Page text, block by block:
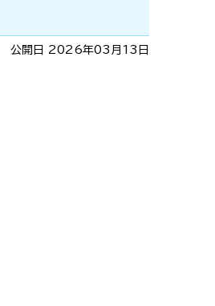
公開日 2026年03月13日